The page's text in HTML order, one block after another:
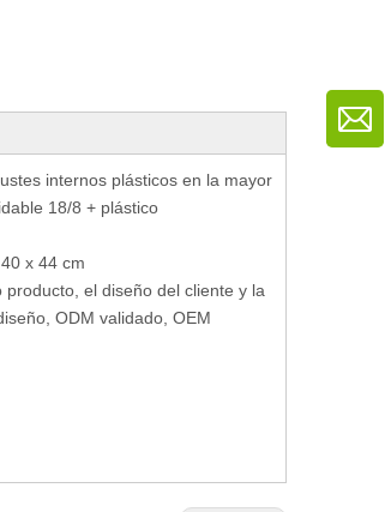
internos plásticos en la mayor
18/8 + plástico
x 44 cm
el diseño del cliente y la
ODM validado, OEM